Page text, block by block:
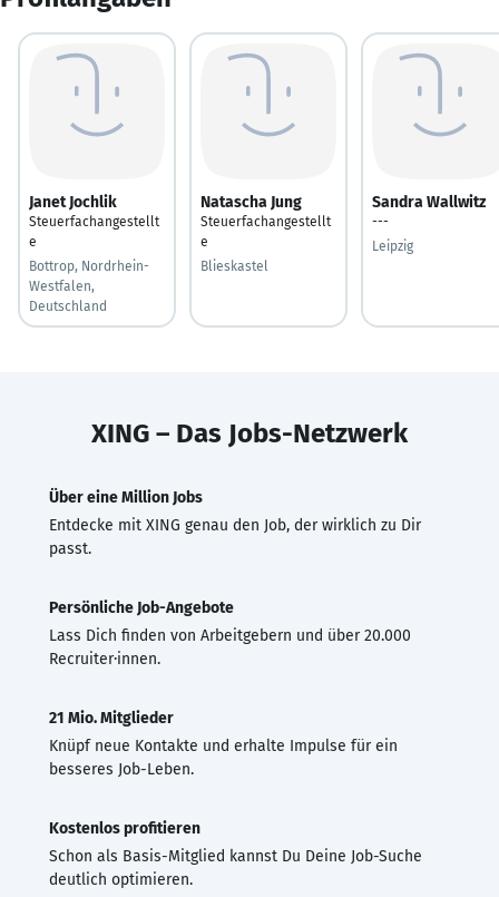
Janet Jochlik
Steuerfachangestellt
e
Bottrop, Nordrhein-
Westfalen,
Deutschland
Natascha Jung
Steuerfachangestellt
e
Blieskastel
Sandra Wallwitz
---
Leipzig
XING – Das Jobs-Netzwerk
Über eine Million Jobs
Entdecke mit XING genau den Job, der wirklich zu Dir
passt.
Persönliche Job-Angebote
Lass Dich finden von Arbeitgebern und über 20.000
Recruiter·innen.
21 Mio. Mitglieder
Knüpf neue Kontakte und erhalte Impulse für ein
besseres Job-Leben.
Kostenlos profitieren
Schon als Basis-Mitglied kannst Du Deine Job-Suche
deutlich optimieren.